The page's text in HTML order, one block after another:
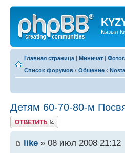
Кызыл-
Главная страница | Миничат |
Список форумов ‹ Общение ‹
Детям 60-70-80-м
Ответить
like » 08 июл 2008 21:12